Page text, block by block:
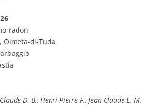
radon
Olmeta-di-Tuda
D. B., Henri-Pierre F., Jean-Claude L. M.